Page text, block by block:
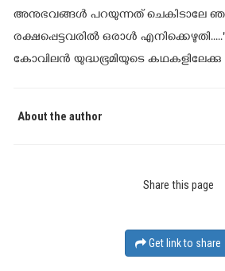
അനുഭവങ്ങള്‍ പറയുന്നത് ചെകിടാലേ
രക്ഷപ്പെട്ടവരില്‍ ഒരാള്‍
കോവിലന്‍ യുദ്ധഭൂമിയുടെ കഥകളിലേക്കു
About the author
Share this page
Get link to share